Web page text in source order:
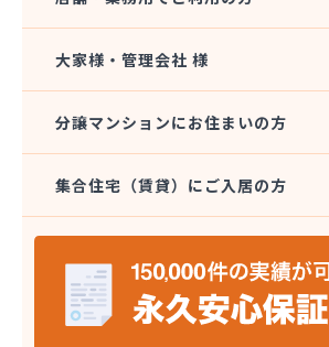
株式会社スガマタ
株式会社スミスケ
株式会社ミツウロコ 宇都宮オート
株式会社ミツウロコ 宇都宮西部店
株式会社ミツウロコ 栃木支店
株式会社ミツウロコ 那須店
株式会社ミヤプロ
株式会社ミヤレン
株式会社ヤチネン
株式会社ヤマガス
大家様・管理会社 様
分譲マンションにお住まいの方
集合住宅（賃貸）にご入居の方